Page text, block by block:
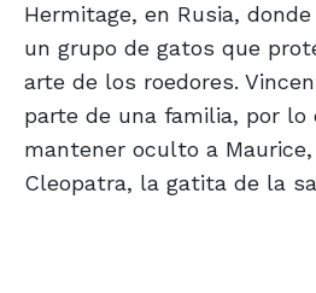
Hermitage, en Rusia,
un grupo de gatos que
arte de los roedores.
parte de una familia, por lo
mantener oculto a
Cleopatra, la gatita de la